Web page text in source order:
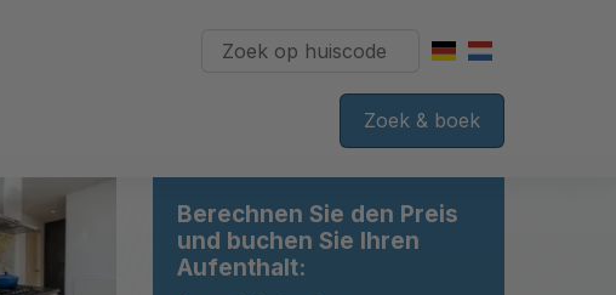
Zoek & boek
Berechnen Sie den Preis
und buchen Sie Ihren
Aufenthalt: